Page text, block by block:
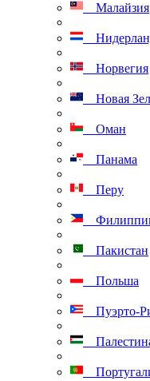
Малайзия
Норвегия
Новая
Оман
Панама
Перу
Пакистан
Польша
Пуэрто-